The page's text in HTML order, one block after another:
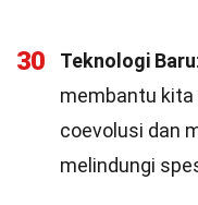
30 Teknologi Baru
membantu kita
coevolusi dan
melindungi